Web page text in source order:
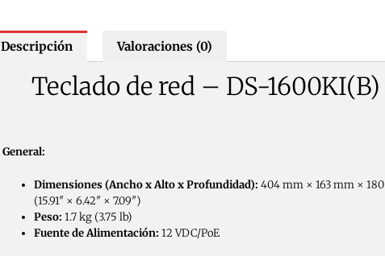
Descripción Valoraciones (0)
Teclado de red – DS-1600KI(B)
General:
Dimensiones (Ancho x Alto x Profundidad): 404 mm × 163 mm ×
(15.91″ × 6.42″ × 7.09″)
Peso: 1.7 kg (3.75 lb)
Fuente de Alimentación: 12 VDC/PoE